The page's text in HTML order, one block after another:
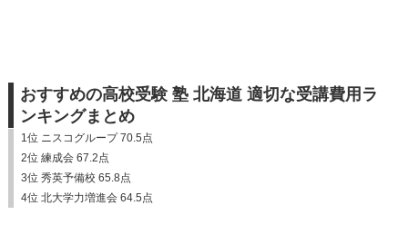
おすすめの高校受験 塾 北海道 適切な受講費用ラ
ンキングまとめ
1位 ニスコグループ 70.5点
2位 練成会 67.2点
3位 秀英予備校 65.8点
4位 北大学力増進会 64.5点